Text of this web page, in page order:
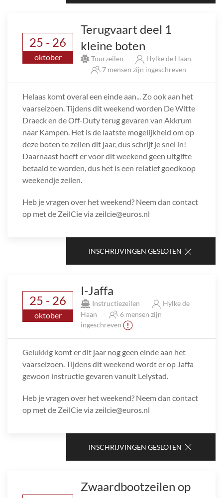
25 - 26
oktober
Terugvaart deel 1
kleine boten
Tourzeilen
Hylke de Haan
7 mensen zijn ingeschreven
Helaas komt overal een einde aan... Zo ook aan het
vaarseizoen. Tijdens dit weekend worden De Witte
Draeck en de Off-Duty terug gevaren van Akkrum
naar Kampen. Het is de laatste mogelijkheid om op
deze boten te zeilen dit jaar, dus schrijf je snel in!
Daarnaast hoeft er voor dit weekend geen uitgifte
betaald te worden, dus het is een relatief goedkoop
weekendje zeilen.
Heb je vragen over het weekend? Neem dan contact
op met de ZeilCie via zeilcie@euros.nl
INSCHRIJVINGEN GESLOTEN
25 - 26
oktober
I-Jaffa
Instructiezeilen
Hylke de
Haan
6 mensen zijn
ingeschreven
Gelukkig komt er dit jaar nog geen einde aan het
vaarseizoen. Tijdens dit weekend wordt er op Jaffa
gewoon instructie gevaren vanuit Lelystad.
Heb je vragen over het weekend? Neem dan contact
op met de ZeilCie via zeilcie@euros.nl
INSCHRIJVINGEN GESLOTEN
Zwaardbootzeilen op